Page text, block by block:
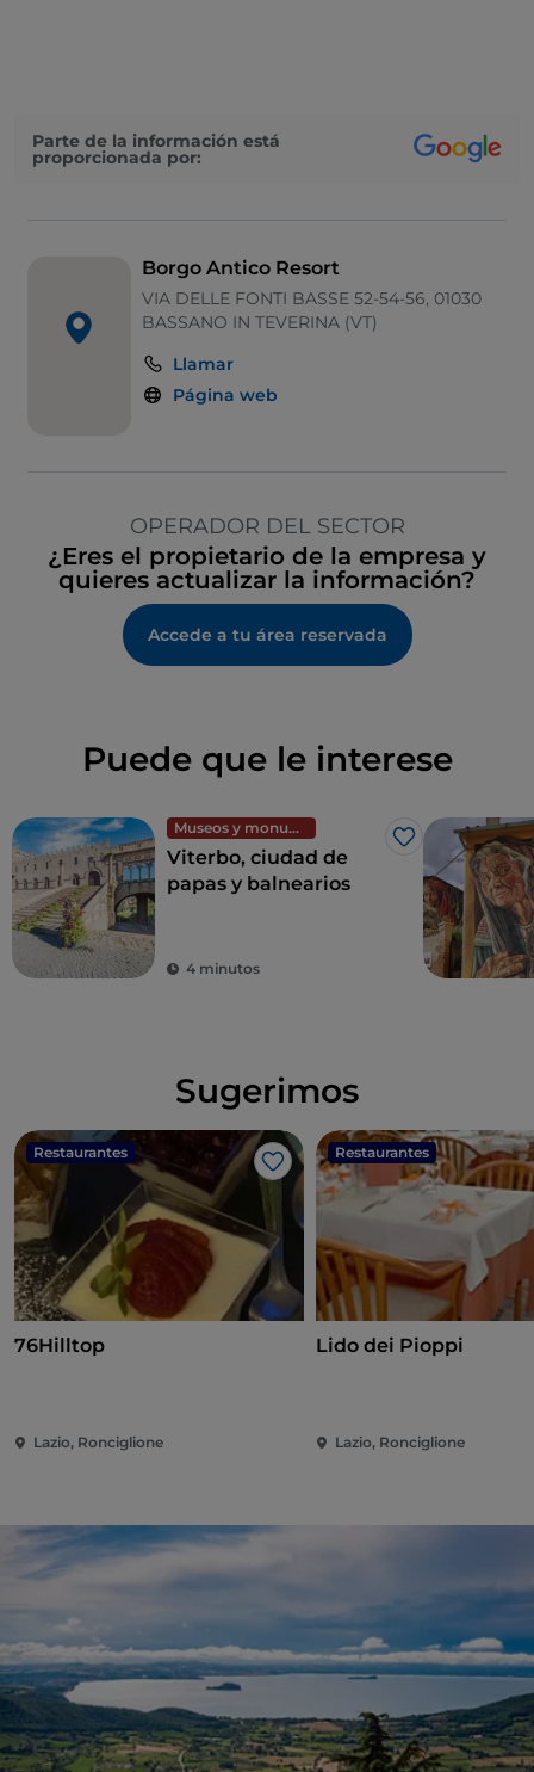
Wi-Fi
Parte de la información está
proporcionada por:
Borgo Antico Resort
VIA DELLE FONTI BASSE 52-54-56, 01030
BASSANO IN TEVERINA (VT)
Llamar
Página web
OPERADOR DEL SECTOR
¿Eres el propietario de la empresa y
quieres actualizar la información?
Accede a tu área reservada
Puede que le interese
Museos y monumentos
Me gusta
Viterbo, ciudad de
papas y balnearios
4 minutos
Sugerimos
Restaurantes
Me gusta
76Hilltop
Lazio, Ronciglione
Restaurantes
Lido dei Pioppi
Lazio, Ronciglione